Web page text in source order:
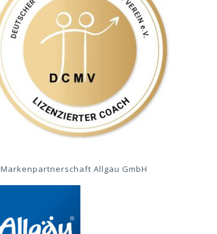
Markenpartnerschaft Allgäu GmbH